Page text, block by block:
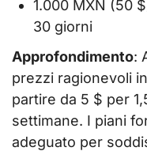
1.000 MXN (50
30 giorni
Approfondimento:
prezzi ragionevoli
partire da 5 $ per
settimane. I piani
adeguato per